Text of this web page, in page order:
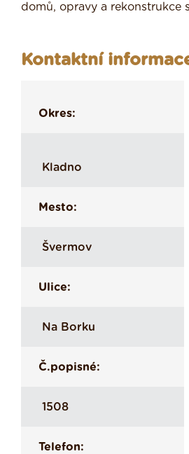
domů, opravy a rekonstrukce
Kontaktní
Okres:
Kladno
Mesto:
Švermov
Ulice:
Na Borku
Č.popisné:
1508
Telefon: